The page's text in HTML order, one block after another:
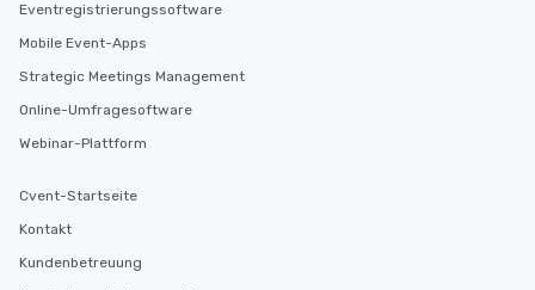
Eventregistrierungssoftware
Mobile Event-Apps
Strategic Meetings Management
Online-Umfragesoftware
Webinar-Plattform
Cvent-Startseite
Kontakt
Kundenbetreuung